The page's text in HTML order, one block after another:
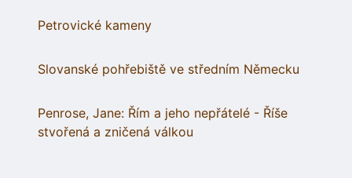
Petrovické kameny
Slovanské pohřebiště ve středním Německu
Penrose, Jane: Řím a jeho nepřátelé - Říše
stvořená a zničená válkou